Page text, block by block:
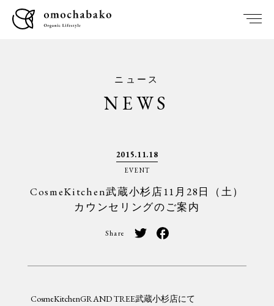
ニュース
NEWS
2015.11.18
EVENT
CosmeKitchen武蔵小杉店11月28日（土）
カウンセリングのご案内
Share
CosmeKitchenGRAND TREE武蔵小杉店にて